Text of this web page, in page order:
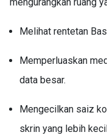
Melihat rentetan
Memperluaskan
data besar.
Mengecilkan saiz
skrin yang lebih